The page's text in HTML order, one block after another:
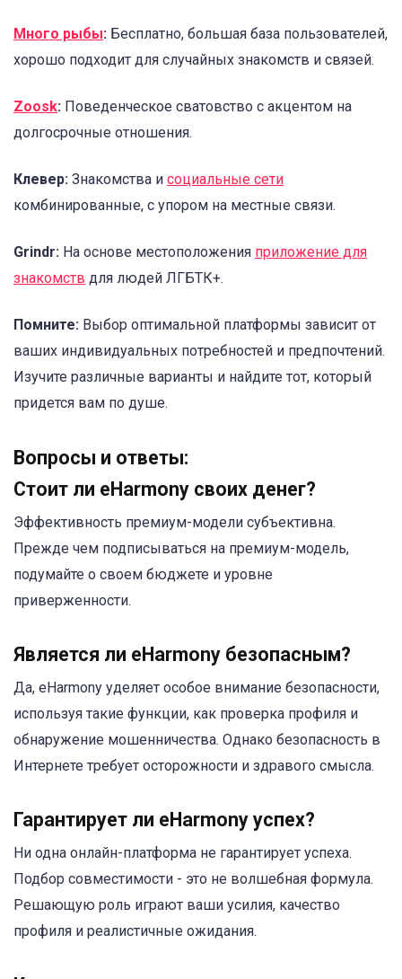
Много рыбы: Бесплатно, большая база пользователей,
хорошо подходит для случайных знакомств и связей.
Zoosk: Поведенческое сватовство с акцентом на
долгосрочные отношения.
Клевер: Знакомства и социальные сети
комбинированные, с упором на местные связи.
Grindr: На основе местоположения приложение для
знакомств для людей ЛГБТК+.
Помните: Выбор оптимальной платформы зависит от
ваших индивидуальных потребностей и предпочтений.
Изучите различные варианты и найдите тот, который
придется вам по душе.
Вопросы и ответы:
Стоит ли eHarmony своих денег?
Эффективность премиум-модели субъективна.
Прежде чем подписываться на премиум-модель,
подумайте о своем бюджете и уровне
приверженности.
Является ли eHarmony безопасным?
Да, eHarmony уделяет особое внимание безопасности,
используя такие функции, как проверка профиля и
обнаружение мошенничества. Однако безопасность в
Интернете требует осторожности и здравого смысла.
Гарантирует ли eHarmony успех?
Ни одна онлайн-платформа не гарантирует успеха.
Подбор совместимости - это не волшебная формула.
Решающую роль играют ваши усилия, качество
профиля и реалистичные ожидания.